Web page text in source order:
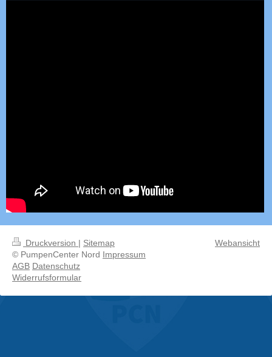
Druckversion | Sitemap
© PumpenCenter Nord Impressum
AGB Datenschutz
Widerrufsformular
Webansicht